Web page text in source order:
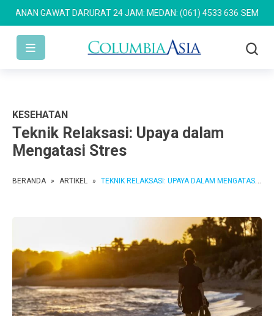
GAWAT DARURAT 24 JAM: MEDAN: (061) 4533 636 SEMARANG:
KESEHATAN
Teknik Relaksasi: Upaya dalam
Mengatasi Stres
BERANDA » ARTIKEL » TEKNIK RELAKSASI: UPAYA DALAM MENGATASI STRES